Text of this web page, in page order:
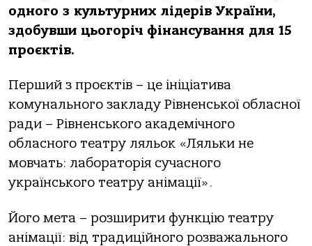
одного з культурних лідерів України,
здобувши цьогоріч фінансування для 15
проєктів.
Перший з проєктів – це ініціатива
комунального закладу Рівненської обласної
ради – Рівненського академічного
обласного театру ляльок «Ляльки не
мовчать: лабораторія сучасного
українського театру анімації».
Його мета – розширити функцію театру
анімації: від традиційного розважального